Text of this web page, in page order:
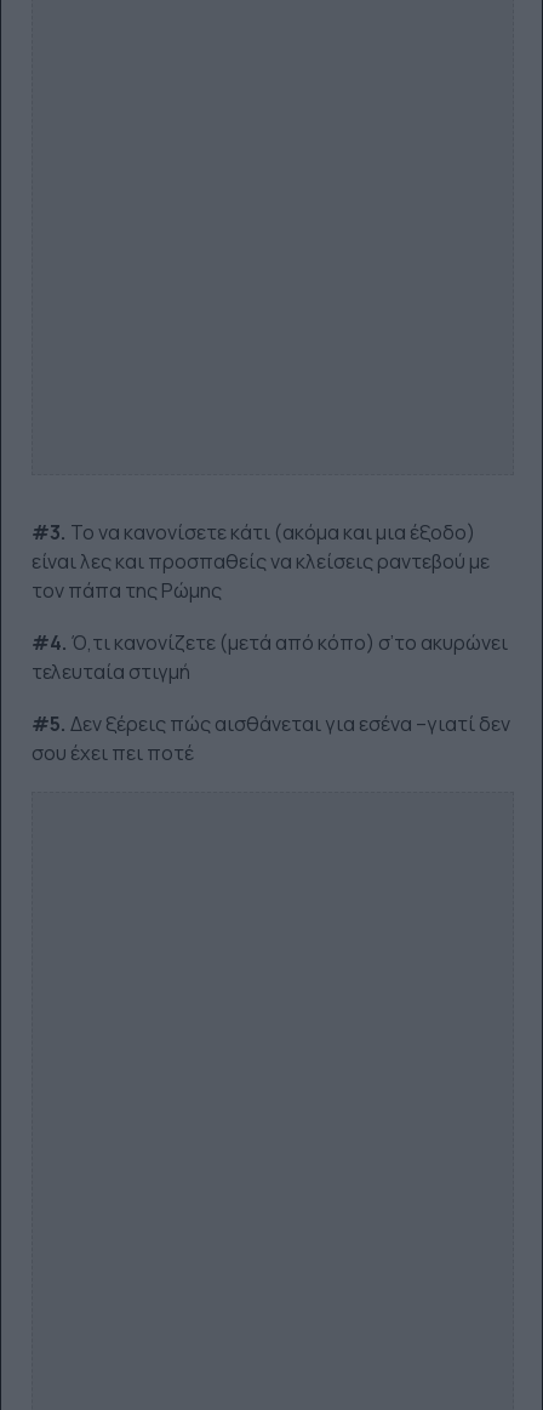
#3. Το να κανονίσετε κάτι (ακόμα και μια έξοδο)
είναι λες και προσπαθείς να κλείσεις ραντεβού με
τον πάπα της Ρώμης
#4. Ό,τι κανονίζετε (μετά από κόπο) σ’το ακυρώνει
τελευταία στιγμή
#5. Δεν ξέρεις πώς αισθάνεται για εσένα –γιατί δεν
σου έχει πει ποτέ